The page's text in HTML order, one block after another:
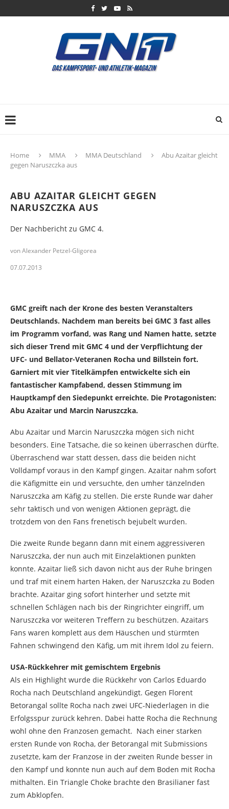
Home MMA MMA Deutschland
Abu Azaitar gleicht
gegen Naruszczka aus
ABU AZAITAR GLEICHT GEGEN
NARUSZCZKA AUS
Der Nachbericht zu GMC 4.
von Alexander Petzel-Gligorea
07.07.2013
GMC greift nach der Krone des besten Veranstalters
Deutschlands. Nachdem man bereits bei GMC 3 fast alles
im Programm vorfand, was Rang und Namen hatte, setzte
sich dieser Trend mit GMC 4 und der Verpflichtung der
UFC- und Bellator-Veteranen Rocha und Billstein fort.
Garniert mit vier Titelkämpfen entwickelte sich ein
fantastischer Kampfabend, dessen Stimmung im
Hauptkampf den Siedepunkt erreichte. Die Protagonisten:
Abu Azaitar und Marcin Naruszczka.
Abu Azaitar und Marcin Naruszczka mögen sich nicht
besonders. Eine Tatsache, die so keinen überraschen dürfte.
Überraschend war statt dessen, dass die beiden nicht
Volldampf voraus in den Kampf gingen. Azaitar nahm sofort
die Käfigmitte ein und versuchte, den umher tänzelnden
Naruszczka am Käfig zu stellen. Die erste Runde war daher
sehr taktisch und von wenigen Aktionen geprägt, die
trotzdem von den Fans frenetisch bejubelt wurden.
Die zweite Runde begann dann mit einem aggressiveren
Naruszczka, der nun auch mit Einzelaktionen punkten
konnte. Azaitar ließ sich davon nicht aus der Ruhe bringen
und traf mit einem harten Haken, der Naruszczka zu Boden
brachte. Azaitar ging sofort hinterher und setzte mit
schnellen Schlägen nach bis der Ringrichter eingriff, um
Naruszczka vor weiteren Treffern zu beschützen. Azaitars
Fans waren komplett aus dem Häuschen und stürmten
Fahnen schwingend den Käfig, um mit ihrem Idol zu feiern.
USA-Rückkehrer mit gemischtem Ergebnis
Als ein Highlight wurde die Rückkehr von Carlos Eduardo
Rocha nach Deutschland angekündigt. Gegen Florent
Betorangal sollte Rocha nach zwei UFC-Niederlagen in die
Erfolgsspur zurück kehren. Dabei hatte Rocha die Rechnung
wohl ohne den Franzosen gemacht. Nach einer starken
ersten Runde von Rocha, der Betorangal mit Submissions
zusetzte, kam der Franzose in der zweiten Runde besser in
den Kampf und konnte nun auch auf dem Boden mit Rocha
mithalten. Ein Triangle Choke brachte den Brasilianer fast
zum Abklopfen.